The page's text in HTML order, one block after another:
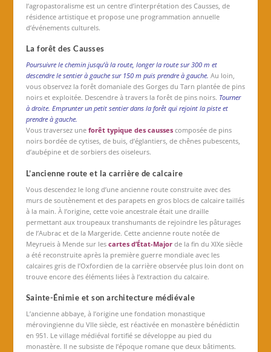
l’agropastoralisme est un centre d’interprétation des Causses, de
résidence artistique et propose une programmation annuelle
d’événements culturels.
La forêt des Causses
Poursuivre le chemin jusqu’à la route, longer la route sur 300 m et
descendre le sentier à gauche sur 150 m puis prendre à gauche. Au loin,
vous observez la forêt domaniale des Gorges du Tarn plantée de pins
noirs et exploitée. Descendre à travers la forêt de pins noirs. Tourner
à droite. Emprunter un petit sentier dans la forêt qui rejoint la piste et
prendre à gauche.
Vous traversez une forêt typique des caussescomposée de pins
noirs bordée de cytises, de buis, d’églantiers, de chênes pubescents,
d’aubépine et de sorbiers des oiseleurs.
L’ancienne route et la carrière de calcaire
Vous descendez le long d’une ancienne route construite avec des
murs de soutènement et des parapets en gros blocs de calcaire taillés
à la main. À l’origine, cette voie ancestrale était une draille
permettant aux troupeaux transhumants de rejoindre les pâturages
de l’Aubrac et de la Margeride. Cette ancienne route notée de
Meyrueis à Mende sur les cartes d’État-Majorde la fin du XIXe siècle
a été reconstruite après la première guerre mondiale avec les
calcaires gris de l’Oxfordien de la carrière observée plus loin dont on
trouve encore des éléments liées à l’extraction du calcaire.
Sainte-Énimie et son architecture médiévale
L’ancienne abbaye, à l’origine une fondation monastique
mérovingienne du VIIe siècle, est réactivée en monastère bénédictin
en 951. Le village médiéval fortifié se développe au pied du
monastère. Il ne subsiste de l’époque romane que deux bâtiments.